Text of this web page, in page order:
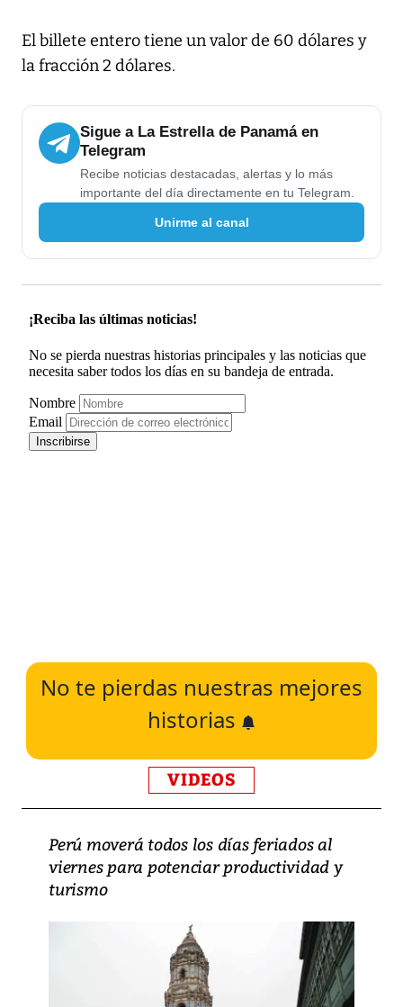
El billete entero tiene un valor de 60 dólares y
la fracción 2 dólares.
Sigue a La Estrella de Panamá en
Telegram
Recibe noticias destacadas, alertas y lo más
importante del día directamente en tu Telegram.
Unirme al canal
No te pierdas nuestras mejores
historias
VIDEOS
Perú moverá todos los días feriados al
viernes para potenciar productividad y
turismo